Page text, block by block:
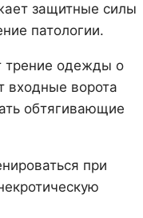
защитные силы
патологии.
трение одежды о
входные ворота
обтягивающие
при